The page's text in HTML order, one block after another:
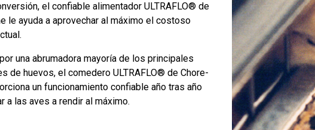
el confiable alimentador ULTRAFLO® de
le ayuda a aprovechar al máximo el costoso
una abrumadora mayoría de los principales
de huevos, el comedero ULTRAFLO® de Chore-
un funcionamiento confiable año tras año
a las aves a rendir al máximo.